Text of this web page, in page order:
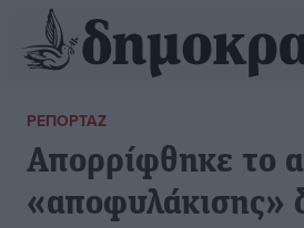
ΡΕΠΟΡΤΆΖ
Απορρίφθηκε το
«αποφυλάκισης»